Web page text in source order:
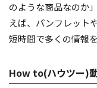
のような商品なのか
えば、パンフレット
短時間で多くの情報
How to(ハウツー)